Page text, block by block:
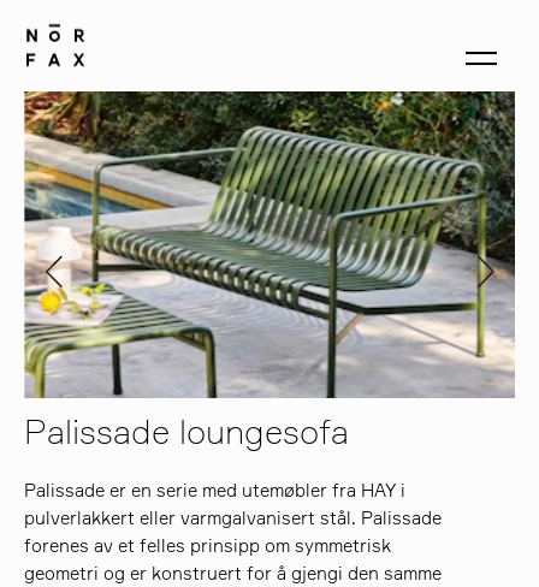
produkter
om oss
kontakt
Palissade loungesofa
Palissade er en serie med utemøbler fra HAY i
pulverlakkert eller varmgalvanisert stål. Palissade
forenes av et felles prinsipp om symmetrisk
geometri og er konstruert for å gjengi den samme